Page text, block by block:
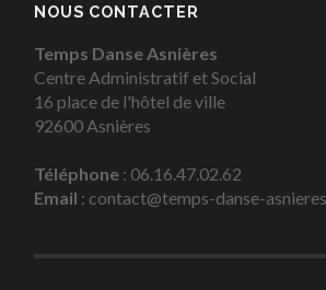
NOUS CONTACTER
Temps Danse Asnières
Centre Administratif et Social
16 place de l'hôtel de ville
92600 Asnières
Téléphone : 06.16.47.02.62
Email : contact@temps-danse-